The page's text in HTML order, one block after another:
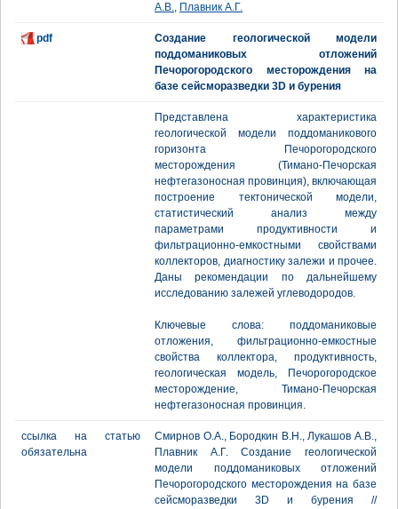
А.В., Плавник А.Г.
pdf
Создание геологической модели
поддоманиковых отложений
Печорогородского месторождения на
базе сейсморазведки 3D и бурения
Представлена характеристика
геологической модели поддоманикового
горизонта Печорогородского
месторождения (Тимано-Печорская
нефтегазоносная провинция), включающая
построение тектонической модели,
статистический анализ между
параметрами продуктивности и
фильтрационно-емкостными свойствами
коллекторов, диагностику залежи и прочее.
Даны рекомендации по дальнейшему
исследованию залежей углеводородов.
Ключевые слова: поддоманиковые
отложения, фильтрационно-емкостные
свойства коллектора, продуктивность,
геологическая модель, Печорогородское
месторождение, Тимано-Печорская
нефтегазоносная провинция.
ссылка на статью
обязательна
Смирнов О.А., Бородкин В.Н., Лукашов А.В.,
Плавник А.Г. Создание геологической
модели поддоманиковых отложений
Печорогородского месторождения на базе
сейсморазведки 3D и бурения //